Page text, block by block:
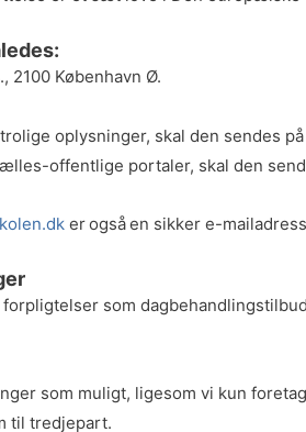
2100 København Ø.
oplysninger, skal den sendes
offentlige portaler, skal den
er også en sikker e-
som
som muligt, ligesom vi kun
til tredjepart.